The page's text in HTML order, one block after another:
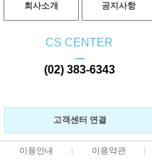
회사소개 공지사항
CS CENTER
ㅡ
(02) 383-6343
고객센터 연결
이용안내 이용약관